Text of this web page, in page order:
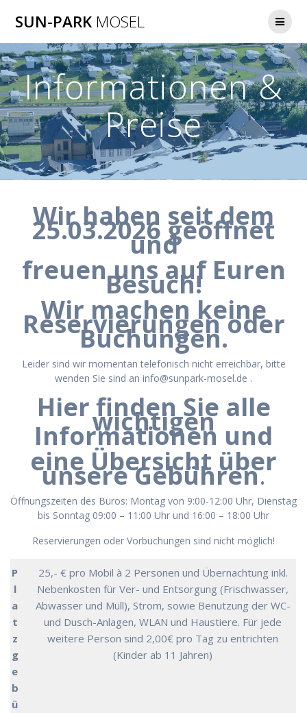
SUN-PARK MOSEL
Informationen &
Preise
Wir haben seit dem
25.03.2026 geöffnet
und
freuen uns auf Euren
Besuch!
Wir machen keine
Reservierungen oder
Buchungen.
Leider sind wir momentan telefonisch nicht erreichbar, bitte
wenden Sie sind an info@sunpark-mosel.de .
Hier finden Sie alle
wichtigen
Informationen und
eine Übersicht über
unsere Gebühren.
Öffnungszeiten des Büros: Montag von 9:00-12:00 Uhr, Dienstag
bis Sonntag 09:00 – 11:00 Uhr und 16:00 – 18:00 Uhr
Reservierungen oder Vorbuchungen sind nicht möglich!
P
l
a
t
z
g
e
b
ü
25,- € pro Mobil à 2 Personen und Übernachtung inkl.
Nebenkosten für Ver- und Entsorgung (Frischwasser,
Abwasser und Müll), Strom, sowie Benutzung der WC-
und Dusch-Anlagen, WLAN und Haustiere. Für jede
weitere Person sind 2,00€ pro Tag zu entrichten
(Kinder ab 11 Jahren)